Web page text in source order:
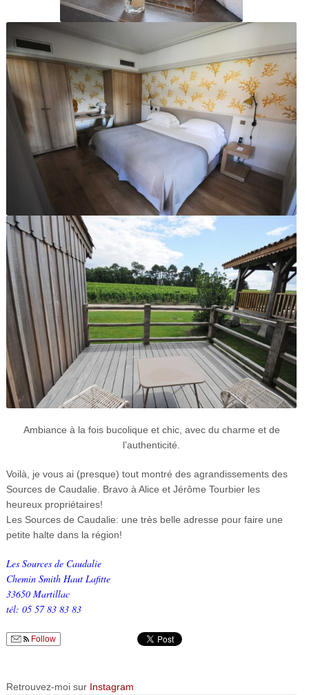
Ambiance à la fois bucolique et chic, avec du charme et de
l’authenticité.
Voilà, je vous ai (presque) tout montré des agrandissements des
Sources de Caudalie. Bravo à Alice et Jérôme Tourbier les
heureux propriétaires!
Les Sources de Caudalie: une très belle adresse pour faire une
petite halte dans la région!
Les Sources de Caudalie
Chemin Smith Haut Lafitte
33650 Martillac
tél: 05 57 83 83 83
Follow
Retrouvez-moi sur Instagram